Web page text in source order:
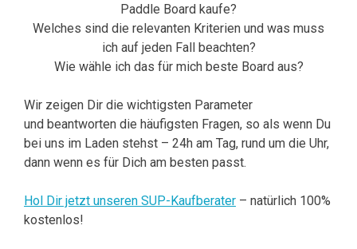
Paddle Board kaufe?
Welches sind die relevanten Kriterien und was muss
ich auf jeden Fall beachten?
Wie wähle ich das für mich beste Board aus?
Wir zeigen Dir die wichtigsten Parameter
und beantworten die häufigsten Fragen, so als wenn Du
bei uns im Laden stehst – 24h am Tag, rund um die Uhr,
dann wenn es für Dich am besten passt.
Hol Dir jetzt unseren SUP-Kaufberater – natürlich 100%
kostenlos!